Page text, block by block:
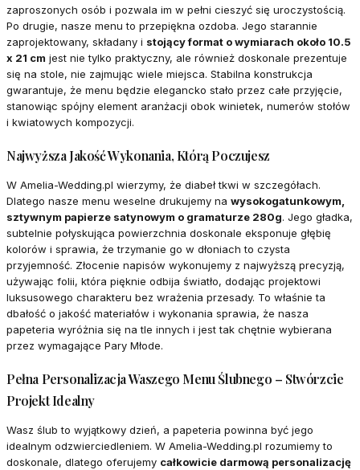
zaproszonych osób i pozwala im w pełni cieszyć się uroczystością.
Po drugie, nasze menu to przepiękna ozdoba. Jego starannie
zaprojektowany, składany i stojący format o wymiarach około 10.5
x 21 cm jest nie tylko praktyczny, ale również doskonale prezentuje
się na stole, nie zajmując wiele miejsca. Stabilna konstrukcja
gwarantuje, że menu będzie elegancko stało przez całe przyjęcie,
stanowiąc spójny element aranżacji obok winietek, numerów stołów
i kwiatowych kompozycji.
Najwyższa Jakość Wykonania, Którą Poczujesz
W Amelia-Wedding.pl wierzymy, że diabeł tkwi w szczegółach.
Dlatego nasze menu weselne drukujemy na wysokogatunkowym,
sztywnym papierze satynowym o gramaturze 280g. Jego gładka,
subtelnie połyskująca powierzchnia doskonale eksponuje głębię
kolorów i sprawia, że trzymanie go w dłoniach to czysta
przyjemność. Złocenie napisów wykonujemy z najwyższą precyzją,
używając folii, która pięknie odbija światło, dodając projektowi
luksusowego charakteru bez wrażenia przesady. To właśnie ta
dbałość o jakość materiałów i wykonania sprawia, że nasza
papeteria wyróżnia się na tle innych i jest tak chętnie wybierana
przez wymagające Pary Młode.
Pełna Personalizacja Waszego Menu Ślubnego – Stwórzcie
Projekt Idealny
Wasz ślub to wyjątkowy dzień, a papeteria powinna być jego
idealnym odzwierciedleniem. W Amelia-Wedding.pl rozumiemy to
doskonale, dlatego oferujemy całkowicie darmową personalizację